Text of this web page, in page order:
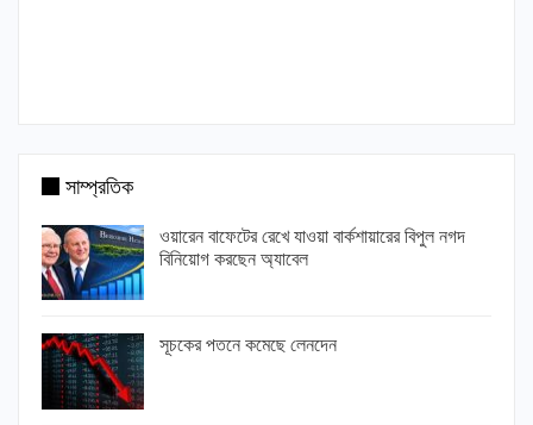
সাম্প্রতিক
ওয়ারেন বাফেটের রেখে যাওয়া বার্কশায়ারের বিপুল নগদ
বিনিয়োগ করছেন অ্যাবেল
সূচকের পতনে কমেছে লেনদেন